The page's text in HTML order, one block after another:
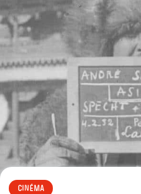
CINÉMA